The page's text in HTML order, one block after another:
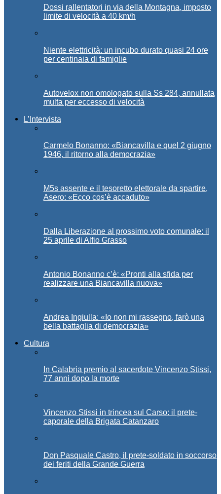
Dossi rallentatori in via della Montagna, imposto
limite di velocità a 40 km/h
Niente elettricità: un incubo durato quasi 24 ore
per centinaia di famiglie
Autovelox non omologato sulla Ss 284, annullata
multa per eccesso di velocità
L’Intervista
Carmelo Bonanno: «Biancavilla e quel 2 giugno
1946, il ritorno alla democrazia»
M5s assente e il tesoretto elettorale da spartire,
Asero: «Ecco cos’è accaduto»
Dalla Liberazione al prossimo voto comunale: il
25 aprile di Alfio Grasso
Antonio Bonanno c’è: «Pronti alla sfida per
realizzare una Biancavilla nuova»
Andrea Ingiulla: «Io non mi rassegno, farò una
bella battaglia di democrazia»
Cultura
In Calabria premio al sacerdote Vincenzo Stissi,
77 anni dopo la morte
Vincenzo Stissi in trincea sul Carso: il prete-
caporale della Brigata Catanzaro
Don Pasquale Castro, il prete-soldato in soccorso
dei feriti della Grande Guerra